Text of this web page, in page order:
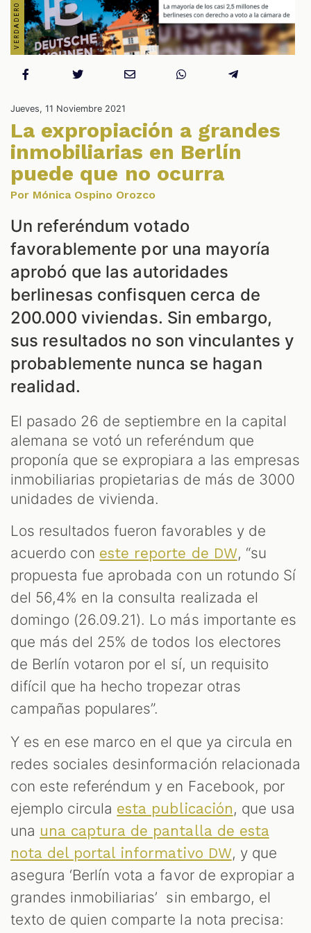
Jueves, 11 Noviembre 2021
La expropiación a grandes
inmobiliarias en Berlín
puede que no ocurra
Por Mónica Ospino Orozco
Un referéndum votado
favorablemente por una mayoría
aprobó que las autoridades
berlinesas confisquen cerca de
200.000 viviendas. Sin embargo,
sus resultados no son vinculantes y
probablemente nunca se hagan
realidad.
El pasado 26 de septiembre en la capital
alemana se votó un referéndum que
proponía que se expropiara a las empresas
inmobiliarias propietarias de más de 3000
unidades de vivienda.
Los resultados fueron favorables y de
acuerdo con este reporte de DW, “su
propuesta fue aprobada con un rotundo Sí
del 56,4% en la consulta realizada el
domingo (26.09.21). Lo más importante es
que más del 25% de todos los electores
de Berlín votaron por el sí, un requisito
difícil que ha hecho tropezar otras
campañas populares”.
Y es en ese marco en el que ya circula en
redes sociales desinformación relacionada
con este referéndum y en Facebook, por
ejemplo circula esta publicación, que usa
una una captura de pantalla de esta
nota del portal informativo DW, y que
asegura ‘Berlín vota a favor de expropiar a
grandes inmobiliarias’ sin embargo, el
texto de quien comparte la nota precisa: